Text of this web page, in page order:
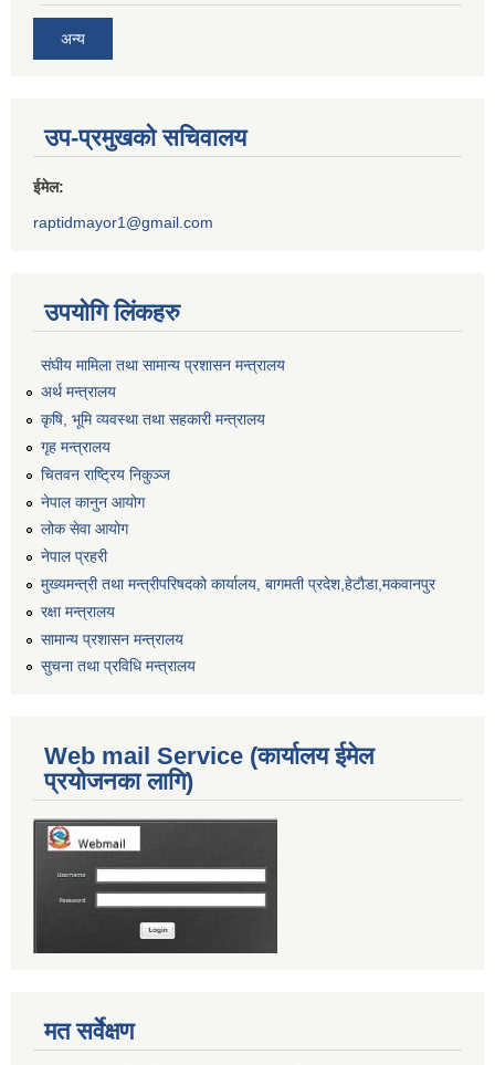
अन्य
उप-प्रमुखको सचिवालय
ईमेल:
raptidmayor1@gmail.com
उपयोगि लिंकहरु
संघीय मामिला तथा सामान्य प्रशासन मन्त्रालय
अर्थ मन्त्रालय
कृषि, भूमि व्यवस्था तथा सहकारी मन्त्रालय
गृह मन्त्रालय
चितवन राष्ट्रिय निकुञ्ज
नेपाल कानुन आयोग
लोक सेवा आयोग
नेपाल प्रहरी
मुख्यमन्त्री तथा मन्त्रीपरिषदको कार्यालय, बागमती प्रदेश,हेटाैडा,मकवानपुर
रक्षा मन्त्रालय
सामान्य प्रशासन मन्त्रालय
सुचना तथा प्रविधि मन्त्रालय
Web mail Service (कार्यालय ईमेल
प्रयोजनका लागि)
मत सर्वेक्षण